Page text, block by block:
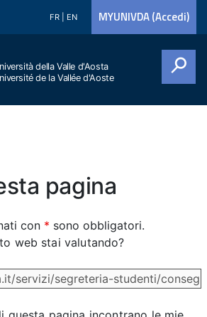
FR EN MYUNIVDA (Accedi)
della Valle d'Aosta
de la Vallée d'Aoste
pagina
con * sono obbligatori.
web stai valutando?